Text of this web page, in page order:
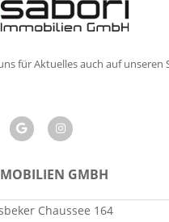
für Aktuelles auch auf unseren
GMBH
Chaussee 164